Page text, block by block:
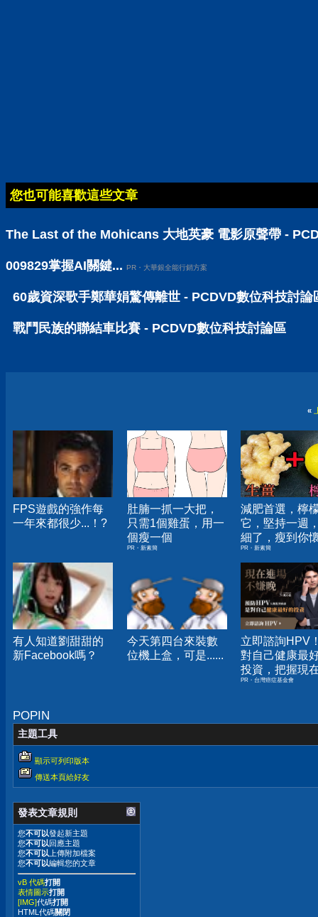
您也可能喜歡這些文章
The Last of the Mohicans 大地英豪 電影原聲帶 -
009829掌握AI關鍵... PR・大華銀全能行銷方案
60歲資深歌手鄭華娟驚傳離世 - PCDVD數位科技討論
戰鬥民族的聯結車比賽 - PCDVD數位科技討論區
«
FPS遊戲的強作每
一年來都很少...！?
肚腩一抓一大把，
只需1個雞蛋，用一
個瘦一個
PR・新素簡
減肥首選，檸
它，堅持一週
細了，瘦到你
人生
PR・新素簡
有人知道劉甜甜的
新Facebook嗎？
今天第四台來裝數
位機上盒，可是......
立即諮詢HPV
對自己健康最
投資，把握現
嫌晚！
PR・台灣癌症基金會
POPIN
主題工具
顯示可列印版本
傳送本頁給好友
發表文章規則
您不可以發起新主題
您不可以 回應主題
您不可以 上傳附加檔案
您不可以編輯您的文章
vB 代碼打開
表情圖示打開
[IMG]代碼打開
HTML代碼關閉